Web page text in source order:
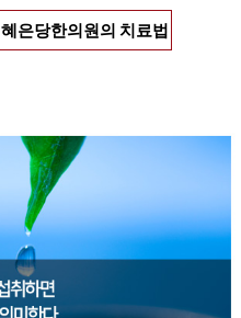
혜은당한의원의 치료법